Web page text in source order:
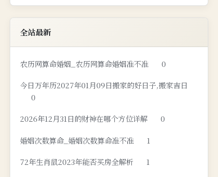
全站最新
农历网算命婚姻_农历网算命婚姻准不准 0
今日万年历2027年01月09日搬家的好日子,搬家吉日
0
2026年12月31日的财神在哪个方位详解 0
婚姻次数算命_婚姻次数算命准不准 1
72年生肖鼠2023年能否买房全解析 1